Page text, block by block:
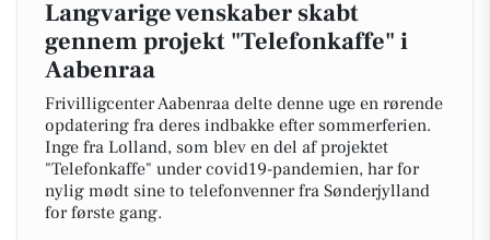
Langvarige venskaber skabt
gennem projekt "Telefonkaffe" i
Aabenraa
Frivilligcenter Aabenraa delte denne uge en rørende
opdatering fra deres indbakke efter sommerferien.
Inge fra Lolland, som blev en del af projektet
"Telefonkaffe" under covid19-pandemien, har for
nylig mødt sine to telefonvenner fra Sønderjylland
for første gang.